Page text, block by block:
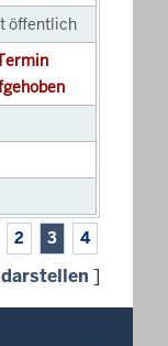
öffentlich
2 3 4
]